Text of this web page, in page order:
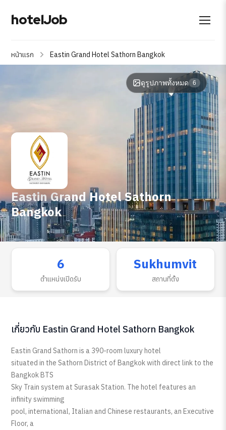
hotelJob
หน้าแรก Eastin Grand Hotel Sathorn Bangkok
Eastin Grand Hotel Sathorn
Bangkok
ดูรูปภาพทั้งหมด 6
6
ตำแหน่งเปิดรับ
Sukhumvit
สถานที่ตั้ง
เกี่ยวกับ Eastin Grand Hotel Sathorn Bangkok
Eastin Grand Sathorn is a 390-room luxury hotel
situated in the Sathorn District of Bangkok with direct link to the
Bangkok BTS
Sky Train system at Surasak Station. The hotel features an
infinity swimming
pool, international, Italian and Chinese restaurants, an Executive
Floor, a